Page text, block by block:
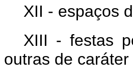
XII - espaços
XIII - festas
outras de caráter